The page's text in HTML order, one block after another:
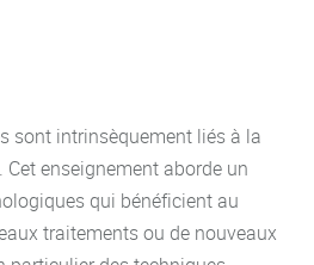
dichroïsme circulaire,
pour l’innovation
recombinantes
ex-vivo cytométrie en flux,
sont intrinsèquement liés à la
enseignement aborde un
qui bénéficient au
traitements ou de nouveaux